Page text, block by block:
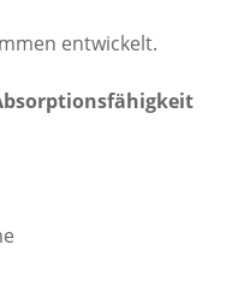
entwickelt.